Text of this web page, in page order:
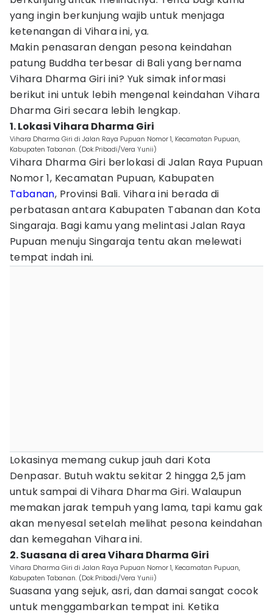
yang ingin berkunjung wajib untuk menjaga
ketenangan di Vihara ini, ya.
Makin penasaran dengan pesona keindahan
patung Buddha terbesar di Bali yang bernama
Vihara Dharma Giri ini? Yuk simak informasi
berikut ini untuk lebih mengenal keindahan Vihara
Dharma Giri secara lebih lengkap.
1. Lokasi Vihara Dharma Giri
Vihara Dharma Giri di Jalan Raya Pupuan Nomor 1, Kecamatan Pupuan,
Kabupaten Tabanan. (Dok.Pribadi/Vera Yunii)
Vihara Dharma Giri berlokasi di Jalan Raya Pupuan
Nomor 1, Kecamatan Pupuan, Kabupaten
Tabanan, Provinsi Bali. Vihara ini berada di
perbatasan antara Kabupaten Tabanan dan Kota
Singaraja. Bagi kamu yang melintasi Jalan Raya
Pupuan menuju Singaraja tentu akan melewati
tempat indah ini.
Lokasinya memang cukup jauh dari Kota
Denpasar. Butuh waktu sekitar 2 hingga 2,5 jam
untuk sampai di Vihara Dharma Giri. Walaupun
memakan jarak tempuh yang lama, tapi kamu gak
akan menyesal setelah melihat pesona keindahan
dan kemegahan Vihara ini.
2. Suasana di area Vihara Dharma Giri
Vihara Dharma Giri di Jalan Raya Pupuan Nomor 1, Kecamatan Pupuan,
Kabupaten Tabanan. (Dok.Pribadi/Vera Yunii)
Suasana yang sejuk, asri, dan damai sangat cocok
untuk menggambarkan tempat ini. Ketika